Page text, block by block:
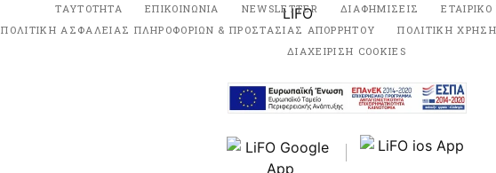
ΤΑΥΤΟΤΗΤΑ ΕΠΙΚΟΙΝΩΝΙΑ NEWSLETTER ΔΙΑΦΗΜΙΣΕΙΣ
ΠΟΛΙΤΙΚΗ ΑΣΦΑΛΕΙΑΣ ΠΛΗΡΟΦΟΡΙΩΝ & ΠΡΟΣΤΑΣΙΑΣ ΑΠΟΡΡΗΤΟΥ
ΠΟΛΙΤΙΚΗ
ΔΙΑΧΕΙΡΙΣΗ COOKIES